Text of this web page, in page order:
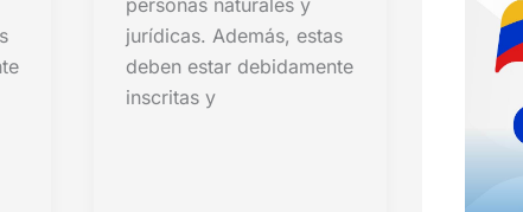
personas naturales y
jurídicas. Además, estas
deben estar debidamente
inscritas y